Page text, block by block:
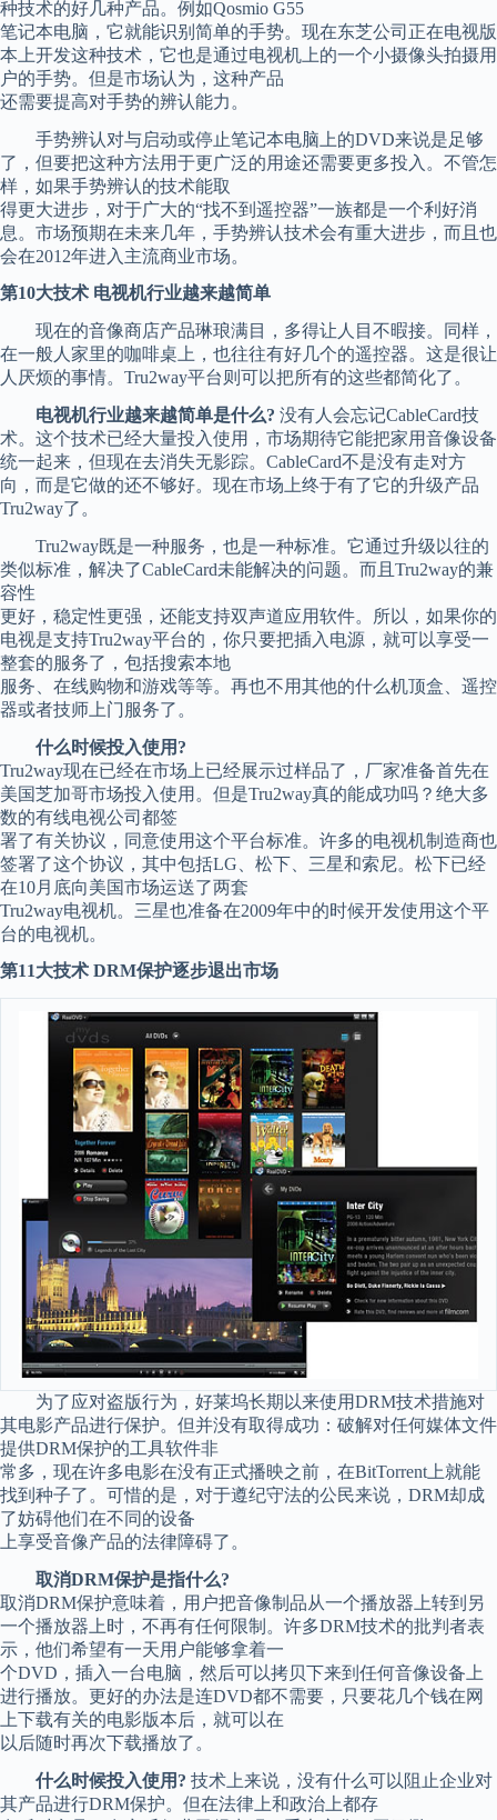
种技术的好几种产品。例如Qosmio G55
笔记本电脑，它就能识别简单的手势。现在东芝公司正在电视版
本上开发这种技术，它也是通过电视机上的一个小摄像头拍摄用
户的手势。但是市场认为，这种产品
还需要提高对手势的辨认能力。
手势辨认对与启动或停止笔记本电脑上的DVD来说是足够
了，但要把这种方法用于更广泛的用途还需要更多投入。不管怎
样，如果手势辨认的技术能取
得更大进步，对于广大的“找不到遥控器”一族都是一个利好消
息。市场预期在未来几年，手势辨认技术会有重大进步，而且也
会在2012年进入主流商业市场。
第10大技术 电视机行业越来越简单
现在的音像商店产品琳琅满目，多得让人目不暇接。同样，
在一般人家里的咖啡桌上，也往往有好几个的遥控器。这是很让
人厌烦的事情。Tru2way平台则可以把所有的这些都简化了。
电视机行业越来越简单是什么? 没有人会忘记CableCard技
术。这个技术已经大量投入使用，市场期待它能把家用音像设备
统一起来，但现在去消失无影踪。CableCard不是没有走对方
向，而是它做的还不够好。现在市场上终于有了它的升级产品
Tru2way了。
Tru2way既是一种服务，也是一种标准。它通过升级以往的
类似标准，解决了CableCard未能解决的问题。而且Tru2way的兼
容性
更好，稳定性更强，还能支持双声道应用软件。所以，如果你的
电视是支持Tru2way平台的，你只要把插入电源，就可以享受一
整套的服务了，包括搜索本地
服务、在线购物和游戏等等。再也不用其他的什么机顶盒、遥控
器或者技师上门服务了。
什么时候投入使用?
Tru2way现在已经在市场上已经展示过样品了，厂家准备首先在
美国芝加哥市场投入使用。但是Tru2way真的能成功吗？绝大多
数的有线电视公司都签
署了有关协议，同意使用这个平台标准。许多的电视机制造商也
签署了这个协议，其中包括LG、松下、三星和索尼。松下已经
在10月底向美国市场运送了两套
Tru2way电视机。三星也准备在2009年中的时候开发使用这个平
台的电视机。
第11大技术 DRM保护逐步退出市场
为了应对盗版行为，好莱坞长期以来使用DRM技术措施对
其电影产品进行保护。但并没有取得成功：破解对任何媒体文件
提供DRM保护的工具软件非
常多，现在许多电影在没有正式播映之前，在BitTorrent上就能
找到种子了。可惜的是，对于遵纪守法的公民来说，DRM却成
了妨碍他们在不同的设备
上享受音像产品的法律障碍了。
取消DRM保护是指什么?
取消DRM保护意味着，用户把音像制品从一个播放器上转到另
一个播放器上时，不再有任何限制。许多DRM技术的批判者表
示，他们希望有一天用户能够拿着一
个DVD，插入一台电脑，然后可以拷贝下来到任何音像设备上
进行播放。更好的办法是连DVD都不需要，只要花几个钱在网
上下载有关的电影版本后，就可以在
以后随时再次下载播放了。
什么时候投入使用? 技术上来说，没有什么可以阻止企业对
其产品进行DRM保护。但在法律上和政治上都存